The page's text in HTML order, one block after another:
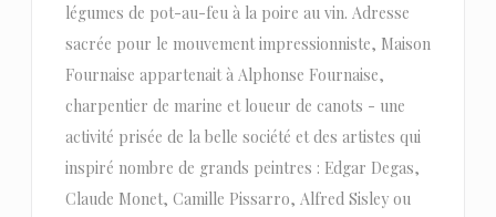
légumes de pot-au-feu à la poire au vin. Adresse
sacrée pour le mouvement impressionniste, Maison
Fournaise appartenait à Alphonse Fournaise,
charpentier de marine et loueur de canots - une
activité prisée de la belle société et des artistes qui
inspiré nombre de grands peintres : Edgar Degas,
Claude Monet, Camille Pissarro, Alfred Sisley ou